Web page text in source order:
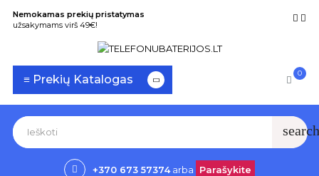
Nemokamas prekių pristatymas
užsakymams virš 49€!
Toggle
navigation
☰ 0
≡ Prekių Katalogas
search
+370 673 57374arba Parašykite